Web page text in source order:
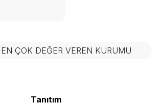
ÇOK DEĞER VEREN KURUMU
Tanıtım